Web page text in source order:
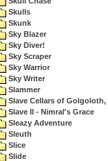
Skulls
Skunk
Sky Blazer
Sky Diver!
Sky Scraper
Sky Warrior
Sky Writer
Slammer
Slave Cellars of Golgoloth,
Slave II - Nimral's Grace
Sleazy Adventure
Sleuth
Slice
Slide